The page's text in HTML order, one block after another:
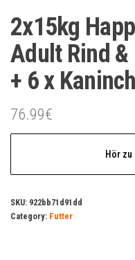
2x15kg
Adult Rind
+ 6 x
76.99€
Hör zu
SKU: 922bb71d91dd
Category: Futter